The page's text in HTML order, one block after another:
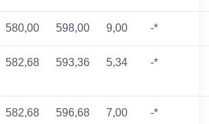
580,00 598,00 9,00 -*
582,68 593,36 5,34 -*
582,68 596,68 7,00 -*